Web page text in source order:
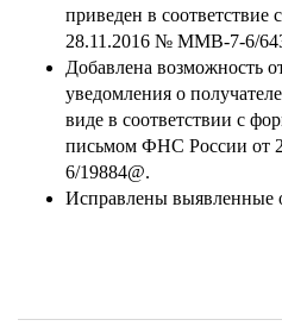
приведен в
28.11.2016 № ММВ-7-6/
Добавлена возможность
уведомления о
виде в соответствии с
письмом ФНС России от
6/19884@.
Исправлены выявленные